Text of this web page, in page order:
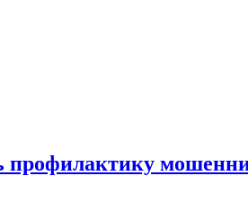
профилактику